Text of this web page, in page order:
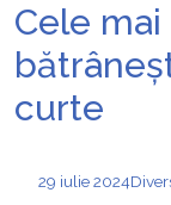
Cele
curte
29 iulie 2024